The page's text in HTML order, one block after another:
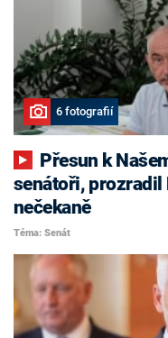
6 fotografií
senátoři, prozradil
nečekaně
Téma: Senát